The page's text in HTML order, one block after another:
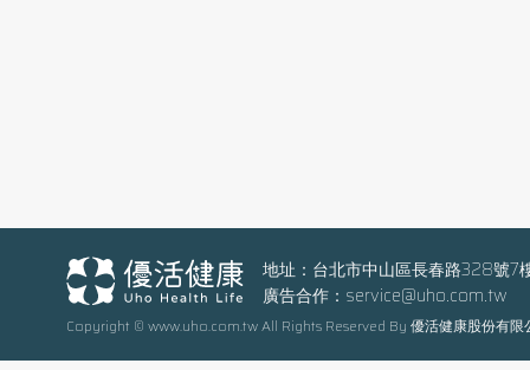
量雲嘉醫療資源缺乏而成立，二十多年來致力
急重症與社區醫療、醫學研究，並且是臺灣第
個獲得國際健康促進典範殊榮的醫院。近年來不
僅致力醫療發展並著手癌症治療的質子中心
地址：台北市中山區長春路328號7
廣告合作： service@uho.com.tw
Copyright © www.uho.com.tw All Rights Reserved By 優活健康股份有限